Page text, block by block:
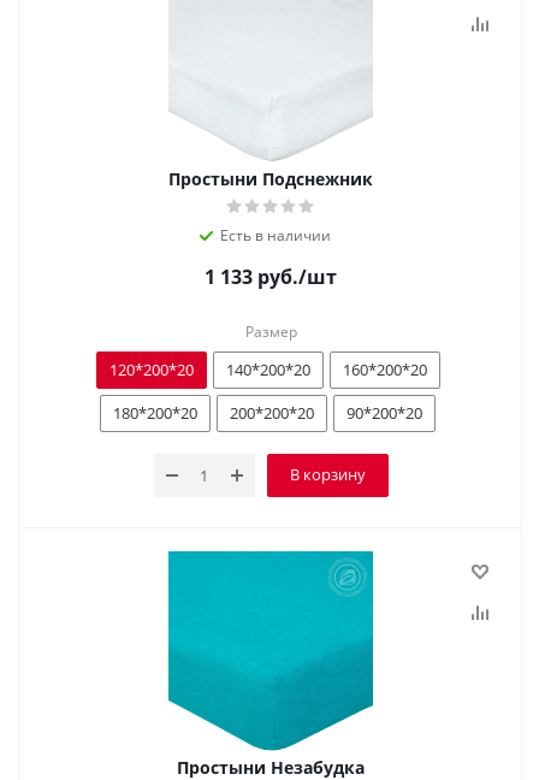
Простыни Подснежник
Есть в наличии
1 133 руб./шт
Размер
120*200*20 140*200*20
160*200*20
180*200*20
200*200*20 90*200*20
В корзину
Простыни Незабудка